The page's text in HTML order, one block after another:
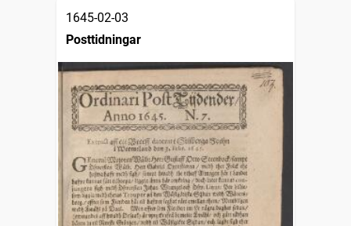
1645-02-03
Posttidningar